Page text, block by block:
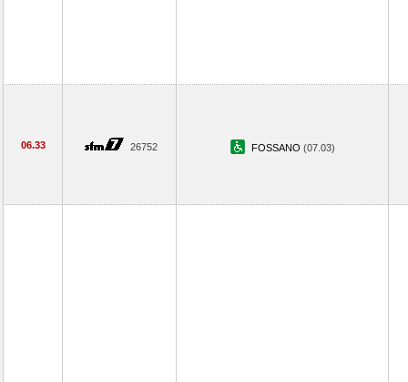
06.33 26752 FOSSANO (07.03)